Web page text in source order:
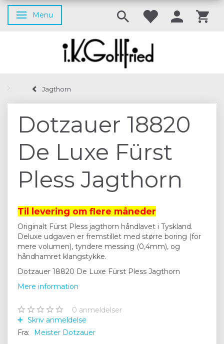
Skifte navigation
Menu
Jagthorn
Dotzauer 18820
De Luxe Fürst
Pless Jagthorn
Til levering om flere måneder
Originalt Fürst Pless jagthorn håndlavet i Tyskland.
Deluxe udgaven er fremstillet med større boring (for
mere volumen), tyndere messing (0,4mm), og
håndhamret klangstykke.
Dotzauer 18820 De Luxe Fürst Pless Jagthorn
Mere information
0 anmeldelser
Skriv anmeldelse
Fra:
Meister Dotzauer